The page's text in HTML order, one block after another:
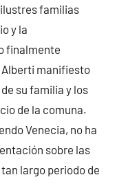
familias
y la
finalmente
Alberti manifiesto
su familia y los
de la comuna.
Venecia, no ha
sobre las
largo periodo de